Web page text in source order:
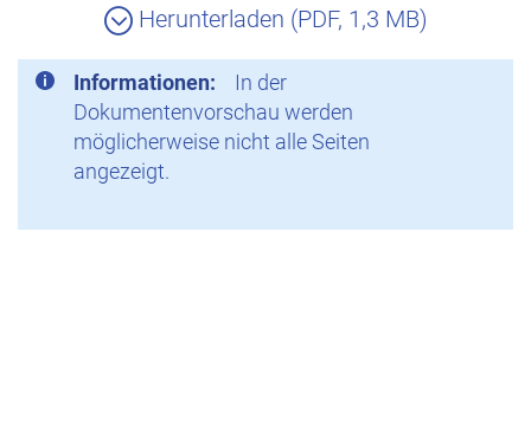
Herunterladen (PDF, 1,3 MB)
Informationen:
In der
Dokumentenvorschau werden
möglicherweise nicht alle Seiten
angezeigt.